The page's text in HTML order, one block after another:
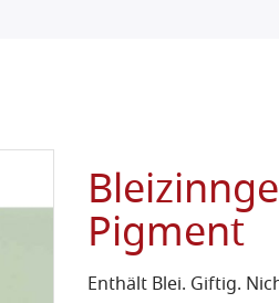
Pigment
Enthält Blei. Giftig.